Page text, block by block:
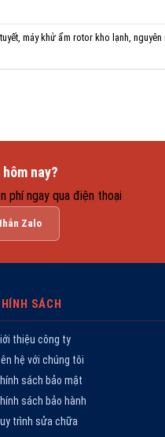
, máy khử ẩm rotor kho lạnh, nguyên
nay?
phí ngay qua điện thoại
Zalo
SÁCH
thiệu công ty
hệ với chúng tôi
sách bảo mật
sách bảo hành
trình sửa chữa